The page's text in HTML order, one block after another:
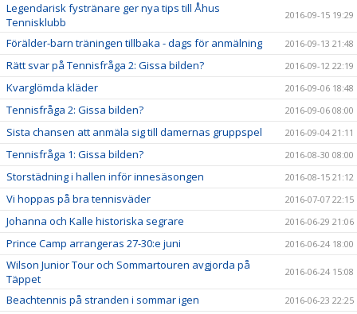
Legendarisk fystränare ger nya tips till Åhus
Tennisklubb
2016-09-15 19:29
Förälder-barn träningen tillbaka - dags för anmälning 2016-09-13 21:48
Rätt svar på Tennisfråga 2: Gissa bilden? 2016-09-12 22:19
Kvarglömda kläder 2016-09-06 18:48
Tennisfråga 2: Gissa bilden? 2016-09-06 08:00
Sista chansen att anmäla sig till damernas gruppspel 2016-09-04 21:11
Tennisfråga 1: Gissa bilden? 2016-08-30 08:00
Storstädning i hallen inför innesäsongen 2016-08-15 21:12
Vi hoppas på bra tennisväder 2016-07-07 22:15
Johanna och Kalle historiska segrare 2016-06-29 21:06
Prince Camp arrangeras 27-30:e juni 2016-06-24 18:00
Wilson Junior Tour och Sommartouren avgjorda på
Täppet
2016-06-24 15:08
Beachtennis på stranden i sommar igen 2016-06-23 22:25